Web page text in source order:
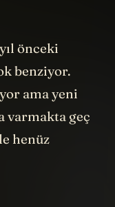
sorunu
önceki
benziyor.
ama yeni
geç
henüz